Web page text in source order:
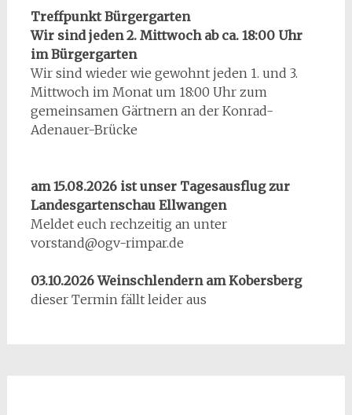
Treffpunkt Bürgergarten
Wir sind jeden 2. Mittwoch ab ca. 18:00 Uhr
im Bürgergarten
Wir sind wieder wie gewohnt jeden 1. und 3.
Mittwoch im Monat um 18:00 Uhr zum
gemeinsamen Gärtnern an der Konrad-
Adenauer-Brücke
am 15.08.2026 ist unser Tagesausflug zur
Landesgartenschau Ellwangen
Meldet euch rechzeitig an unter
vorstand@ogv-rimpar.de
03.10.2026 Weinschlendern am Kobersberg
dieser Termin fällt leider aus